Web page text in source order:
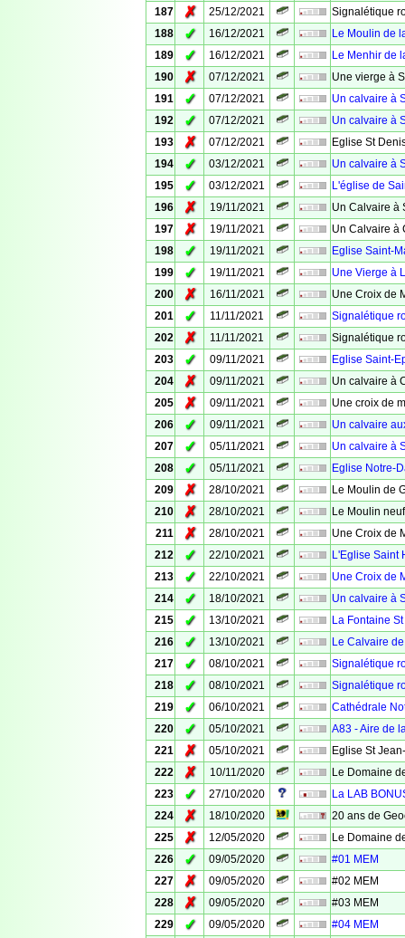
187
✗ 25/12/2021
Signalétique
188
✓ 16/12/2021
Le Moulin de
189
✓ 16/12/2021
Le Menhir de
190
✗ 07/12/2021
Une vierge à
191
✓ 07/12/2021
Un calvaire à
192
✓ 07/12/2021
Un calvaire à
193
✗ 07/12/2021
Eglise St
194
✓ 03/12/2021
Un calvaire à
195
✓ 03/12/2021
L'église de
196
✗ 19/11/2021
Un Calvaire à
197
✗ 19/11/2021
Un Calvaire à
198
✓ 19/11/2021
Eglise Saint-
199
✓ 19/11/2021
Une Vierge à
200
✗ 16/11/2021
Une Croix de
201
✓ 11/11/2021
Signalétique
202
✗ 11/11/2021
Signalétique
203
✓ 09/11/2021
Eglise Saint-
204
✗ 09/11/2021
Un calvaire à
205
✗ 09/11/2021
Une croix de
206
✓ 09/11/2021
Un calvaire
207
✓ 05/11/2021
Un calvaire à
208
✓ 05/11/2021
Eglise Notre-
209
✗ 28/10/2021
Le Moulin de
210
✗ 28/10/2021
Le Moulin neuf
211
✗ 28/10/2021
Une Croix de
212
✓ 22/10/2021
L'Eglise Saint
213
✓ 22/10/2021
Une Croix de
214
✓ 18/10/2021
Un calvaire à
215
✓ 13/10/2021
La Fontaine
216
✓ 13/10/2021
Le Calvaire
217
✓ 08/10/2021
Signalétique
218
✓ 08/10/2021
Signalétique
219
✓ 06/10/2021
Cathédrale
220
✓ 05/10/2021
A83 - Aire de
221
✗ 05/10/2021
Eglise St
222
✗ 10/11/2020
Le Domaine
223
✓ 27/10/2020
La LAB
224
✗ 18/10/2020
20 ans de
225
✗ 12/05/2020
Le Domaine
226
✓ 09/05/2020
#01 MEM
227
✗ 09/05/2020
#02 MEM
228
✗ 09/05/2020
#03 MEM
229
✓ 09/05/2020
#04 MEM